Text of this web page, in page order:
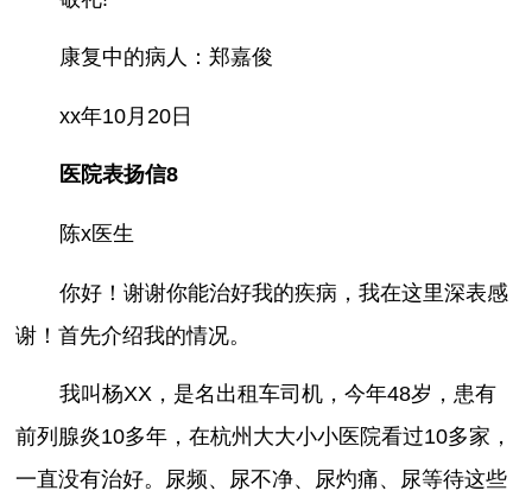
康复中的病人：郑嘉俊
xx年10月20日
医院表扬信8
陈x医生
你好！谢谢你能治好我的疾病，我在这里深表感
谢！首先介绍我的情况。
我叫杨XX，是名出租车司机，今年48岁，患有
前列腺炎10多年，在杭州大大小小医院看过10多家，
一直没有治好。尿频、尿不净、尿灼痛、尿等待这些